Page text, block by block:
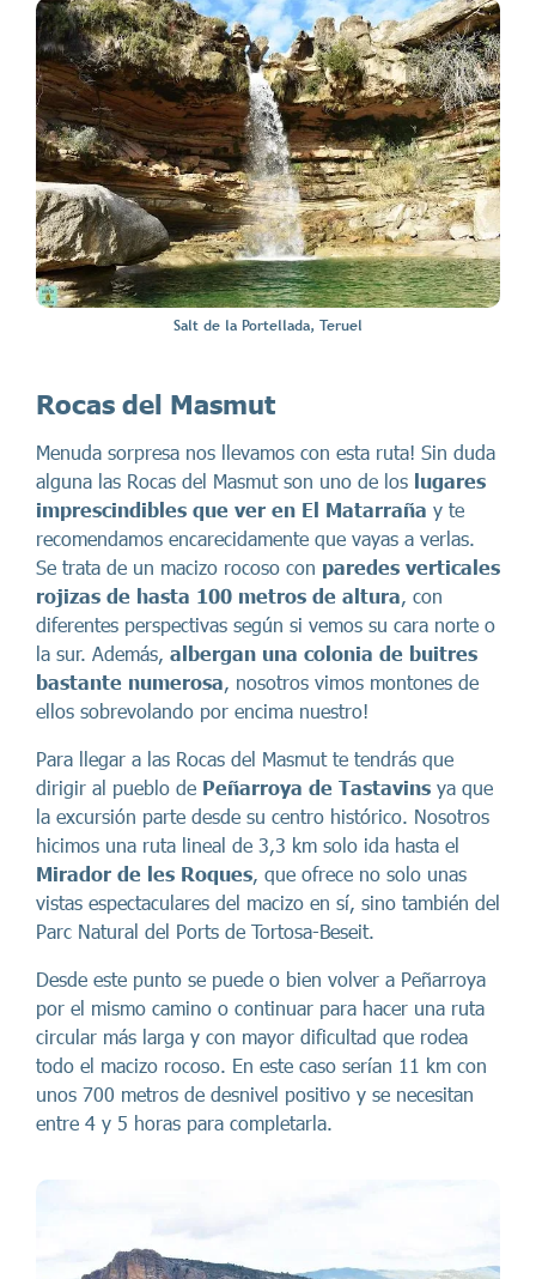
Salt de la Portellada, Teruel
Rocas del Masmut
Menuda sorpresa nos llevamos con esta ruta! Sin duda
alguna las Rocas del Masmut son uno de los lugares
imprescindibles que ver en El Matarraña y te
recomendamos encarecidamente que vayas a verlas.
Se trata de un macizo rocoso con paredes verticales
rojizas de hasta 100 metros de altura, con
diferentes perspectivas según si vemos su cara norte o
la sur. Además, albergan una colonia de buitres
bastante numerosa, nosotros vimos montones de
ellos sobrevolando por encima nuestro!
Para llegar a las Rocas del Masmut te tendrás que
dirigir al pueblo de Peñarroya de Tastavins ya que
la excursión parte desde su centro histórico. Nosotros
hicimos una ruta lineal de 3,3 km solo ida hasta el
Mirador de les Roques, que ofrece no solo unas
vistas espectaculares del macizo en sí, sino también del
Parc Natural del Ports de Tortosa-Beseit.
Desde este punto se puede o bien volver a Peñarroya
por el mismo camino o continuar para hacer una ruta
circular más larga y con mayor dificultad que rodea
todo el macizo rocoso. En este caso serían 11 km con
unos 700 metros de desnivel positivo y se necesitan
entre 4 y 5 horas para completarla.